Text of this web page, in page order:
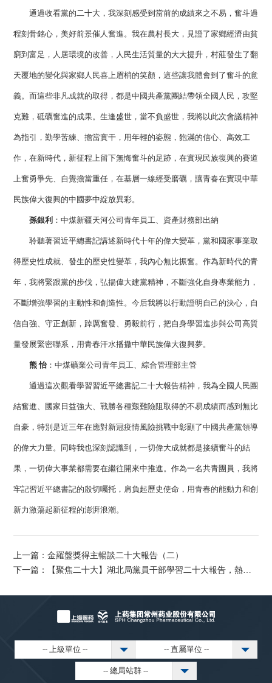
通過收看黨的二十大，我深刻感受到當前的成績來之不易，奮斗過
程刻骨銘心，美好前景催人奮進。我在農村長大，見證了家鄉經濟由貧
窮到富足，人居環境的改善，人民生活質量的大大提升，村莊發生了翻
天覆地的變化與家鄉人民喜上眉梢的笑顏，這些讓我體會到了奮斗的意
義。而這些非凡成就的取得，都是中國共產黨團結帶領全國人民，攻堅
克難，砥礪奮進的成果。生逢盛世，當不負盛世，我將以此次會議精神
為指引，勤學苦練、擔當實干，用年輕的姿態，飽滿的信心、高效工
作，在新時代，新征程上留下無悔奮斗的足跡，在實現民族復興的賽道
上奮勇爭先、自覺擔當重任，在基層一線經受磨礪，讓青春在實現中華
民族偉大復興的中國夢中綻放異彩。
孫銀利 ：中煤新疆天河公司青年員工、資產財務部出納
聆聽著習近平總書記講述新時代十年的偉大變革，黨和國家事業取
得歷史性成就、發生的歷史性變革，我內心無比振奮。作為新時代的青
年，我將緊跟黨的步伐，弘揚偉大建黨精神，不斷強化自身專業能力，
不斷增強學習的主動性和創造性。今后我將以行動證明自己的決心，自
信自強、守正創新，踔厲奮發、勇毅前行，把自身學習進步與公司高質
量發展緊密聯系，用青春汗水播撒中華民族偉大復興夢。
熊 怡：中煤礦業公司青年員工、綜合管理部主管
通過這次觀看學習習近平總書記二十大報告精神，我為全國人民團
結奮進、國家日益強大、戰勝各種艱難險阻取得的不易成績而感到無比
自豪，特別是近三年在應對新冠疫情風險挑戰中彰顯了中國共產黨領導
的偉大力量。同時我也深刻認識到，一切偉大成就都是接續奮斗的結
果，一切偉大事業都需要在繼往開來中推進。作為一名共青團員，我將
牢記習近平總書記的殷切囑托，肩負起歷史使命，用青春的能動力和創
新力激蕩起新征程的澎湃浪潮。
上一篇：金羅盤獎得主暢談二十大報告（二）
下一篇：
【聚焦二十大】湖北局黨員干部學習二十大報告，熱議收獲②
-- 上級單位 -- -- 直屬單位 --
-- 總局站群 --